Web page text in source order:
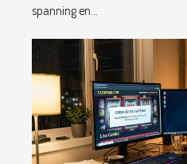
spanning en...